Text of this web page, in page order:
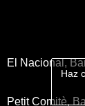
El Nacional,
Haz
Petit Comitè,